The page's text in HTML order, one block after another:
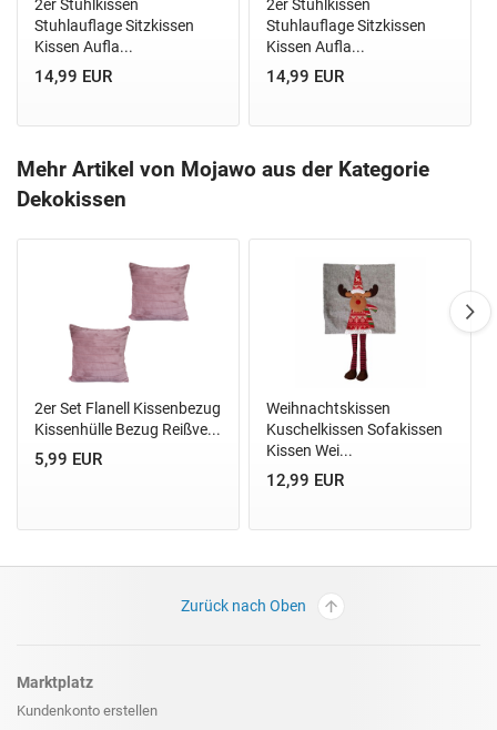
2er Stuhlkissen
Stuhlauflage Sitzkissen
Kissen Aufla...
14,99 EUR
2er Stuhlkissen
Stuhlauflage Sitzkissen
Kissen Aufla...
14,99 EUR
Mehr Artikel von Mojawo aus der Kategorie
Dekokissen
2er Set Flanell Kissenbezug
Kissenhülle Bezug Reißve...
5,99 EUR
Weihnachtskissen
Kuschelkissen Sofakissen
Kissen Wei...
12,99 EUR
Zurück nach Oben
Marktplatz
Kundenkonto erstellen